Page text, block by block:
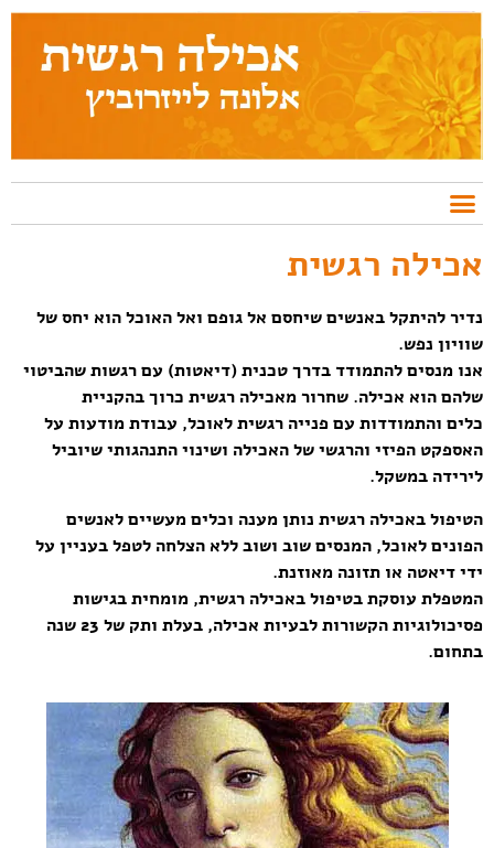
אכילה רגשית
נדיר להיתקל באנשים שיחסם אל גופם ואל האוכל הוא יחס של
שוויון נפש.
אנו מנסים להתמודד בדרך טכנית (דיאטות) עם רגשות שהביטוי
שלהם הוא אכילה. שחרור מאכילה רגשית כרוך בהקניית
כלים והתמודדות עם פנייה רגשית לאוכל, עבודת מודעות על
האספקט הפיזי והרגשי של האכילה ושינוי התנהגותי שיוביל
לירידה במשקל.
הטיפול באכילה רגשית נותן מענה וכלים מעשיים לאנשים
הפונים לאוכל, המנסים שוב ושוב ללא הצלחה לטפל בעניין על
ידי דיאטה או תזונה מאוזנת.
המטפלת עוסקת בטיפול באכילה רגשית, מומחית בגישות
פסיכולוגיות הקשורות לבעיות אכילה, בעלת ותק של 23 שנה
בתחום.